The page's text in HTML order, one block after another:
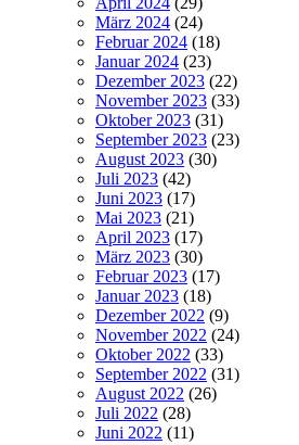
März 2024 (24)
Februar 2024 (18)
Januar 2024 (23)
Dezember 2023 (22)
November 2023 (33)
Oktober 2023 (31)
September 2023 (23)
August 2023 (30)
Juli 2023 (42)
Juni 2023 (17)
Mai 2023 (21)
April 2023 (17)
März 2023 (30)
Februar 2023 (17)
Januar 2023 (18)
Dezember 2022 (9)
November 2022 (24)
Oktober 2022 (33)
September 2022 (31)
August 2022 (26)
Juli 2022 (28)
Juni 2022 (11)